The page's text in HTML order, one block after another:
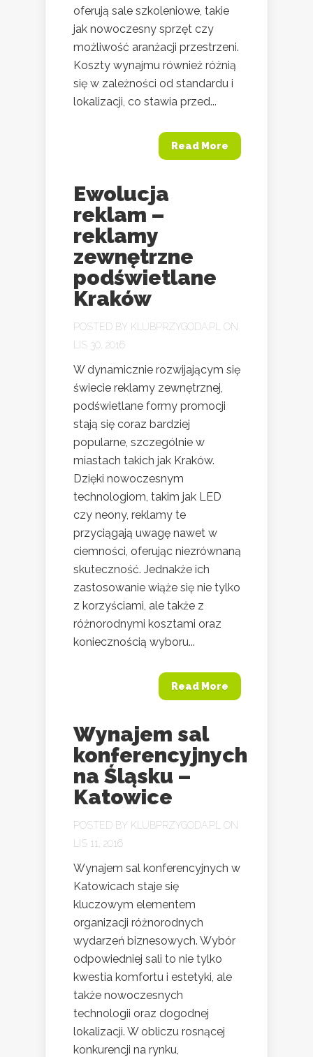
oferują sale szkoleniowe, takie
jak nowoczesny sprzęt czy
możliwość aranżacji przestrzeni.
Koszty wynajmu również różnią
się w zależności od standardu i
lokalizacji, co stawia przed...
Read More
Ewolucja
reklam –
reklamy
zewnętrzne
podświetlane
Kraków
POSTED BY KLUBPRZYGODA.PL
ON
LIS 30, 2016
W dynamicznie rozwijającym się
świecie reklamy zewnętrznej,
podświetlane formy promocji
stają się coraz bardziej
popularne, szczególnie w
miastach takich jak Kraków.
Dzięki nowoczesnym
technologiom, takim jak LED
czy neony, reklamy te
przyciągają uwagę nawet w
ciemności, oferując niezrównaną
skuteczność. Jednakże ich
zastosowanie wiąże się nie tylko
z korzyściami, ale także z
różnorodnymi kosztami oraz
koniecznością wyboru...
Read More
Wynajem sal
konferencyjnych
na Śląsku –
Katowice
POSTED BY KLUBPRZYGODA.PL
ON
LIS 11, 2016
Wynajem sal konferencyjnych w
Katowicach staje się
kluczowym elementem
organizacji różnorodnych
wydarzeń biznesowych. Wybór
odpowiedniej sali to nie tylko
kwestia komfortu i estetyki, ale
także nowoczesnych
technologii oraz dogodnej
lokalizacji. W obliczu rosnącej
konkurencji na rynku,